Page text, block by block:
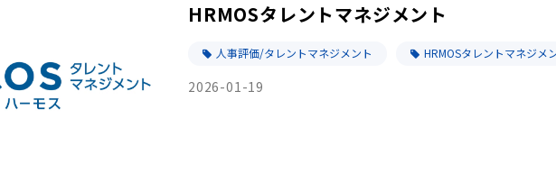
HRMOSタレントマネジメント
人事評価/タレントマネジメント HRMOSタレントマネジメ
2026-01-19